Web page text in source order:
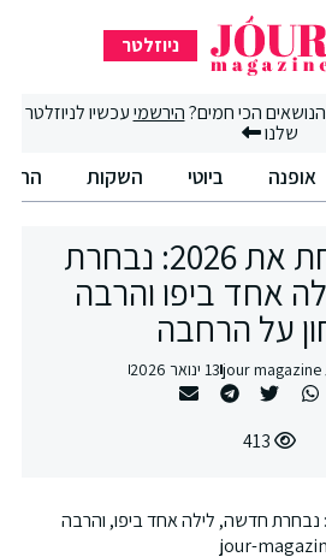
ניוזלטר
הכי חמים?הירשמיעכשיו לניוזלטר
שלנו
אופנה ביוטי השקות החיים
קסטרו פותחת את 2026: נבחרת
אחד ביפו והרבה
על הרחבה
13 ינואר 2026
413